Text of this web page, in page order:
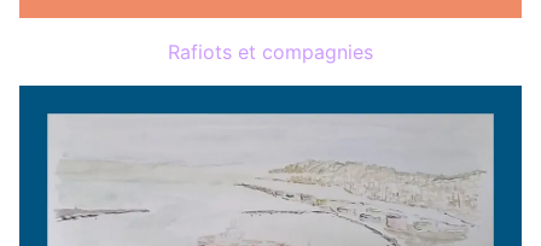
Rafiots et compagnies